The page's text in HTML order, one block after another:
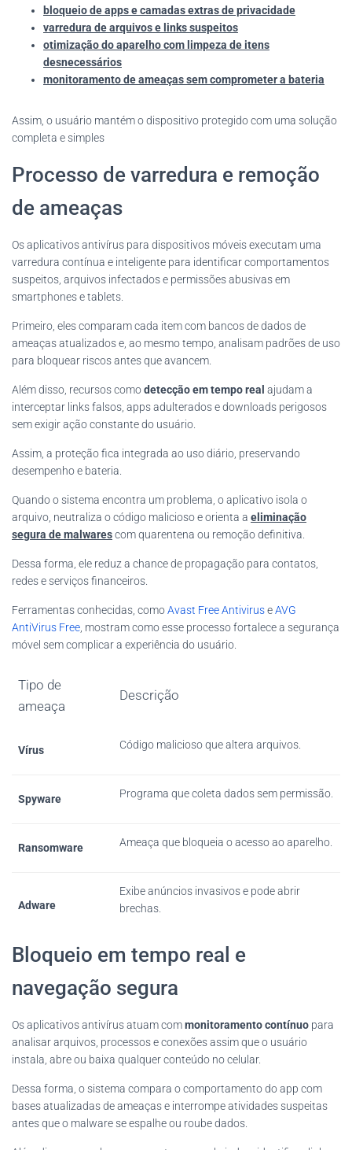
bloqueio de apps e camadas extras de privacidade
varredura de arquivos e links suspeitos
otimização do aparelho com limpeza de itens
desnecessários
monitoramento de ameaças sem comprometer a bateria
Assim, o usuário mantém o dispositivo protegido com uma solução
completa e simples
Processo de varredura e remoção
de ameaças
Os aplicativos antivírus para dispositivos móveis executam uma
varredura contínua e inteligente para identificar comportamentos
suspeitos, arquivos infectados e permissões abusivas em
smartphones e tablets.
Primeiro, eles comparam cada item com bancos de dados de
ameaças atualizados e, ao mesmo tempo, analisam padrões de uso
para bloquear riscos antes que avancem.
Além disso, recursos comodetecção em tempo real ajudam a
interceptar links falsos, apps adulterados e downloads perigosos
sem exigir ação constante do usuário.
Assim, a proteção fica integrada ao uso diário, preservando
desempenho e bateria.
Quando o sistema encontra um problema, o aplicativo isola o
arquivo, neutraliza o código malicioso e orienta a eliminação
segura de malwarescom quarentena ou remoção definitiva.
Dessa forma, ele reduz a chance de propagação para contatos,
redes e serviços financeiros.
Ferramentas conhecidas, comoAvast Free AntiviruseAVG
AntiVirus Free , mostram como esse processo fortalece a segurança
móvel sem complicar a experiência do usuário.
Tipo de
ameaça
Descrição
Vírus Código malicioso que altera arquivos.
Spyware Programa que coleta dados sem permissão.
Ransomware Ameaça que bloqueia o acesso ao aparelho.
Adware
Exibe anúncios invasivos e pode abrir
brechas.
Bloqueio em tempo real e
navegação segura
Os aplicativos antivírus atuam commonitoramento contínuo para
analisar arquivos, processos e conexões assim que o usuário
instala, abre ou baixa qualquer conteúdo no celular.
Dessa forma, o sistema compara o comportamento do app com
bases atualizadas de ameaças e interrompe atividades suspeitas
antes que o malware se espalhe ou roube dados.